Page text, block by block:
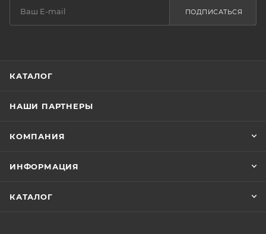
ПОДПИСАТЬСЯ
КАТАЛОГ
НАШИ ПАРТНЕРЫ
КОМПАНИЯ
ИНФОРМАЦИЯ
КАТАЛОГ